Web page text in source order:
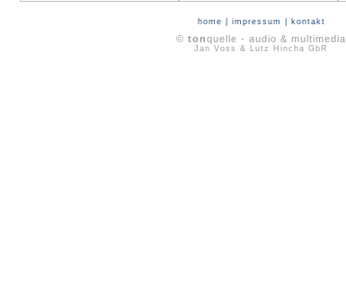
home impressum kontakt
© tonquelle - audio & multimedia
Jan Voss & Lutz Hincha GbR